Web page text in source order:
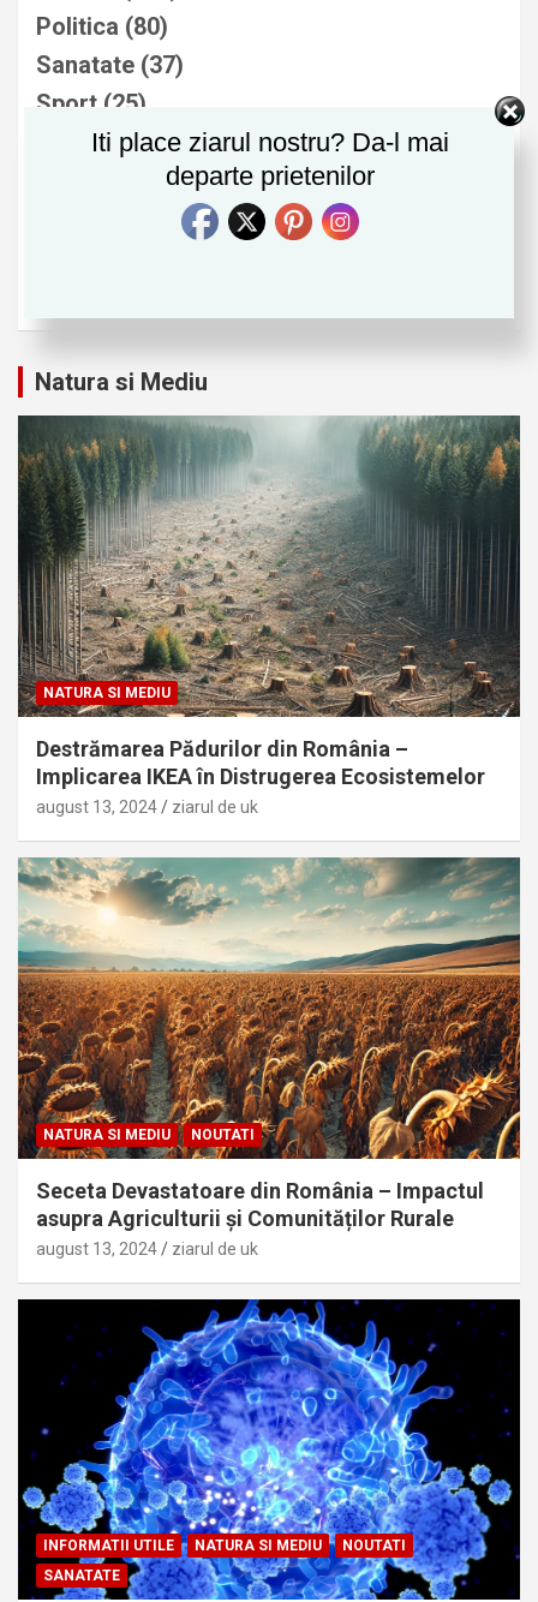
Politica (80)
Sanatate (37)
Sport (25)
Stiri Externe(14)
(29)
(79)
Natura si Mediu
NATURA SI MEDIU
Destrămarea Pădurilor din România –
Implicarea IKEA în Distrugerea Ecosistemelor
august 13, 2024 ziarul de uk
NATURA SI MEDIU NOUTATI
Seceta Devastatoare din România – Impactul
asupra Agriculturii și Comunităților Rurale
august 13, 2024 ziarul de uk
INFORMATII UTILE NATURA SI MEDIU
NOUTATI
SANATATE
Iti place ziarul nostru? Da-l mai
departe prietenilor